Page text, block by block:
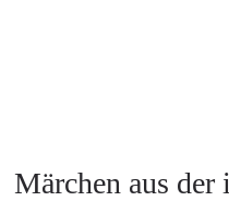
Märchen aus der